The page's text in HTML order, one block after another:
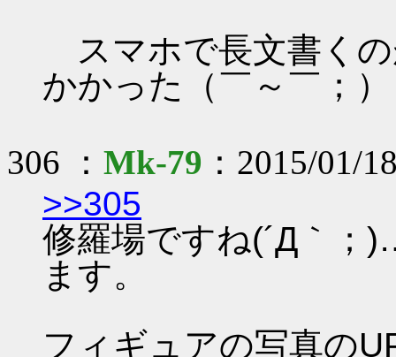
スマホで長文書く
かかった（￣～￣；）
306 ： Mk-79 ：2015/01/
>>305
修羅場ですね(´Д｀
ます。
フィギュアの写真の